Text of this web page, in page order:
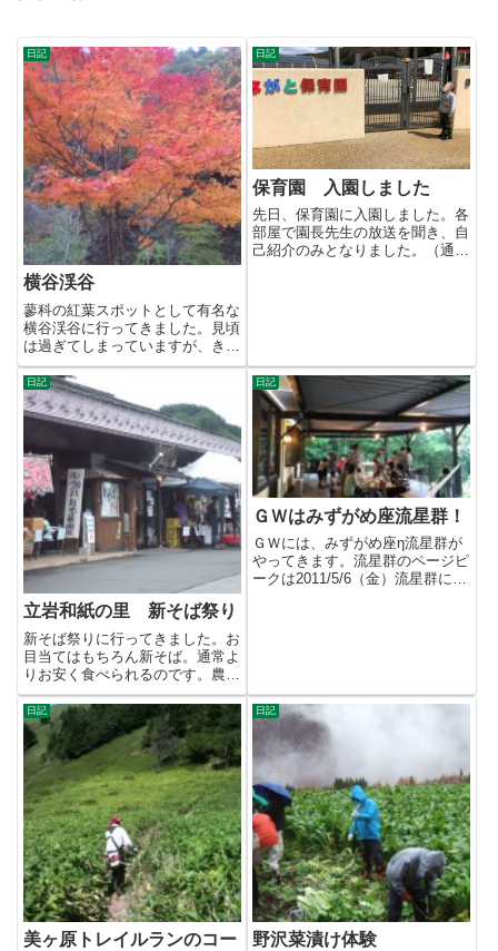
日記
横谷渓谷
蓼科の紅葉スポットとして有名な
横谷渓谷に行ってきました。見頃
は過ぎてしまっていますが、きれ
いな木もありまし
た。 ...
日記
保育園 入園しました
先日、保育園に入園しました。各
部屋で園長先生の放送を聞き、自
己紹介のみとなりました。（通常
日記
立岩和紙の里 新そば祭り
新そば祭りに行ってきました。お
目当てはもちろん新そば。通常よ
りお安く食べられるのです。農産
物・綿菓子・屋台などがあり、
に...
日記
ＧＷはみずがめ座流星群！
ＧＷには、みずがめ座η流星群が
やってきます。流星群のページピ
ークは2011/5/6（金）流星群に関
日記
美ヶ原トレイルランのコー
日記
野沢菜漬け体験